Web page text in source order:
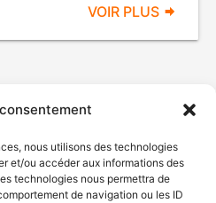
nous utilisons des technologies
et/ou accéder aux informations des
technologies nous permettra de
de navigation ou les ID
VOIR PLUS